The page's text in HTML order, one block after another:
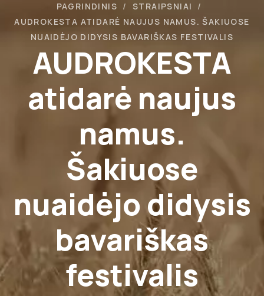
AUDROKESTA
atidarė naujus
namus.
Šakiuose
nuaidėjo didysis
bavariškas
festivalis
PAGRINDINIS
STRAIPSNIAI
AUDROKESTA ATIDARĖ NAUJUS NAMUS. ŠAKIUOSE
NUAIDĖJO DIDYSIS BAVARIŠKAS FESTIVALIS